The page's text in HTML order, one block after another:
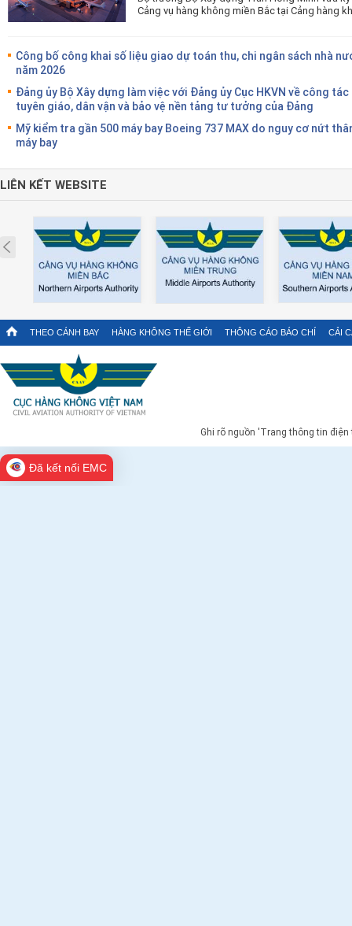
Cảng vụ hàng không miền Bắc tại Cảng hàng
Công bố công khai số liệu giao dự toán thu, chi ngân sách nhà
năm 2026
Đảng ủy Bộ Xây dựng làm việc với Đảng ủy Cục HKVN về công tác
tuyên giáo, dân vận và bảo vệ nền tảng tư tưởng của Đảng
Mỹ kiểm tra gần 500 máy bay Boeing 737 MAX do nguy cơ nứt
máy bay
LIÊN KẾT WEBSITE
Prev
THEO CÁNH BAY HÀNG KHÔNG THẾ GIỚI THÔNG CÁO BÁO CHÍ CẢI
Ghi rõ nguồn 'Trang thông tin
Đã kết nối EMC